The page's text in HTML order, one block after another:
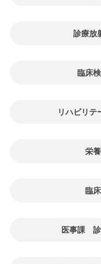
診療放
臨床
リハビリテ
栄
臨
医事課 診